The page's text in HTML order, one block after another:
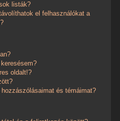
listák?
el felhasználókat a
oldalt!?
és témáimat?